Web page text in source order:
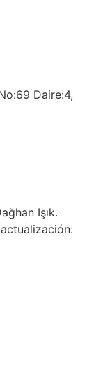
Daire:4,
Işık.